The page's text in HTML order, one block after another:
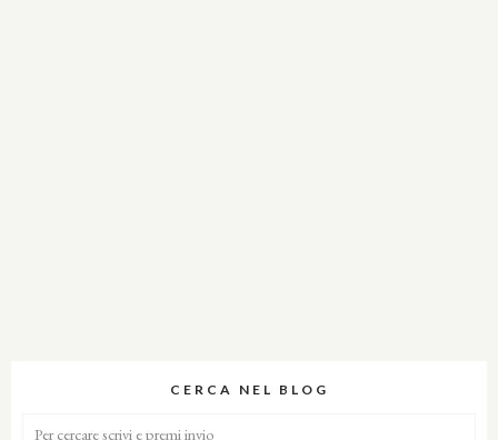
CERCA NEL BLOG